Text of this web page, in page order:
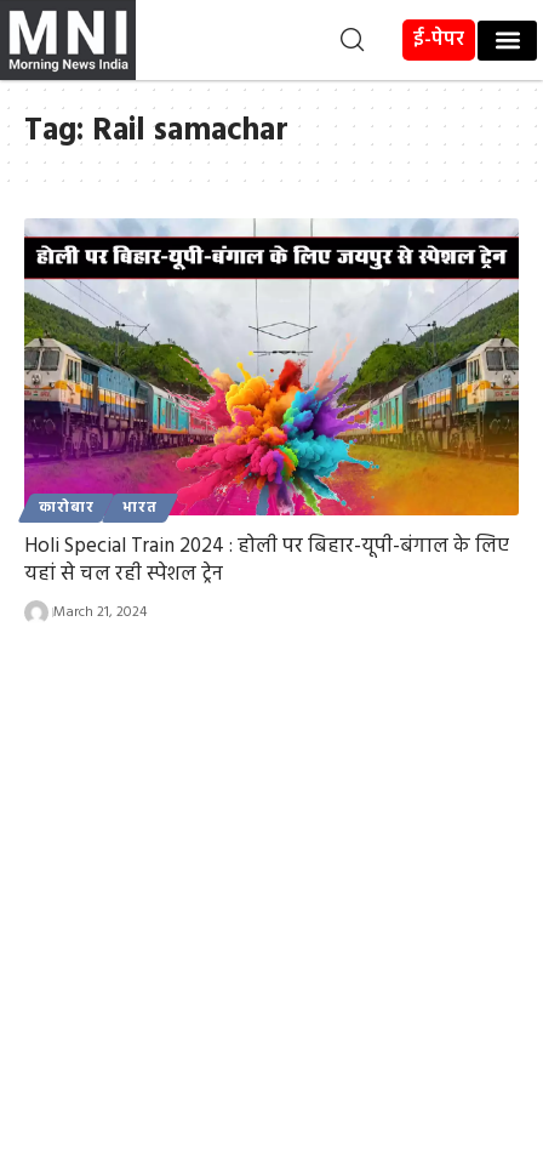
ई-पेपर
Tag: Rail samachar
कारोबार भारत
Holi Special Train 2024 : होली पर बिहार-यूपी-बंगाल के लिए
यहां से चल रही स्पेशल ट्रेन
March 21, 2024